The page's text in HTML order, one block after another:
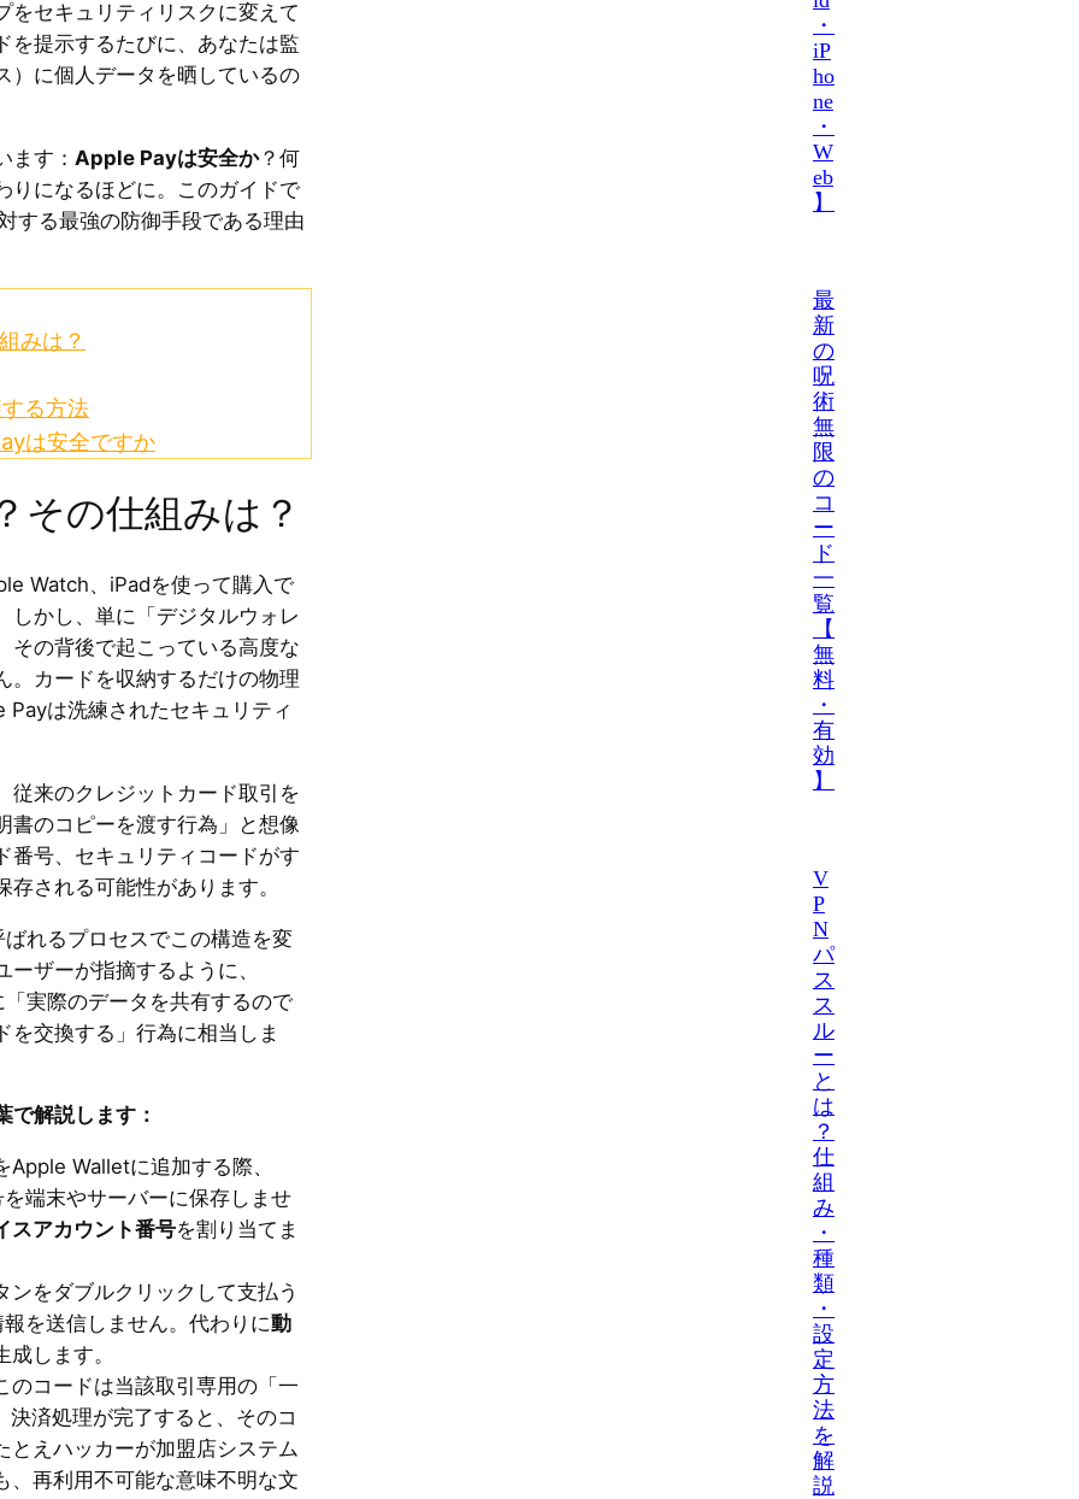
をセキュリティリスクに変えて
を提示するたびに、あなたは監
）に個人データを晒しているの
ます： Apple Payは安全か？何
りになるほどに。このガイドで
する最強の防御手段である理由
みは？
る方法
は安全ですか
その仕組みは？
Watch、iPadを使って購入で
しかし、単に「デジタルウォレ
その背後で起こっている高度な
。カードを収納するだけの物理
は洗練されたセキュリティ
従来のクレジットカード取引を
書のコピーを渡す行為」と想像
番号、セキュリティコードがす
される可能性があります。
ばれるプロセスでこの構造を変
ザーが指摘するように、
実際のデータを共有するので
を交換する」行為に相当しま
で解説します：
Apple Walletに追加する際、
端末やサーバーに保存しませ
スアカウント番号を割り当てま
ンをダブルクリックして支払う
を送信しません。代わりに動
成します。
のコードは当該取引専用の「一
決済処理が完了すると、そのコ
とえハッカーが加盟店システム
、再利用不可能な意味不明な文
・
iP
ho
ne
・
W
eb
】
最
新
の
呪
術
無
限
の
コ
ー
ド
一
覧
【
無
料
・
有
効
】
V
P
N
パ
ス
ス
ル
ー
と
は
？
仕
組
み
・
種
類
・
設
定
方
法
を
解
説